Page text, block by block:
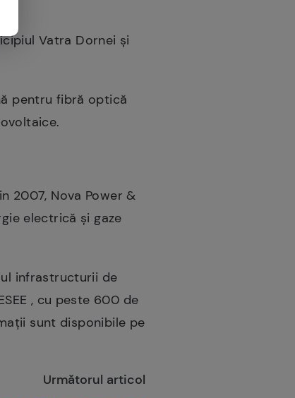
Vatra Dornei și
pentru fibră optică
2007, Nova Power &
electrică și gaze
infrastructurii de
, cu peste 600 de
sunt disponibile pe
Următorul articol